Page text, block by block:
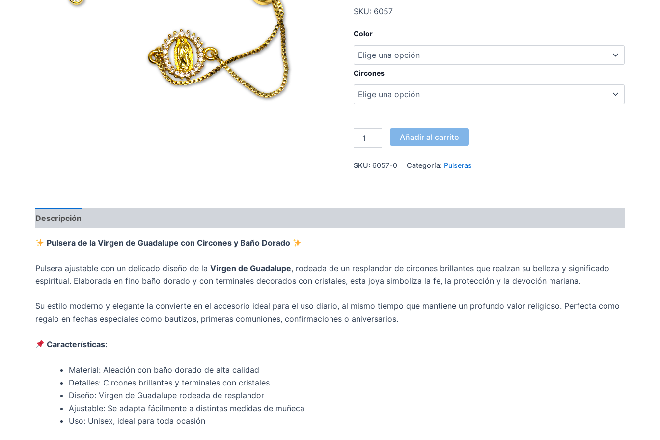
SKU: 6057
Color
Circones
Añadir al carrito
SKU: 6057-0 Categoría: Pulseras
Descripción
Pulsera de la Virgen de Guadalupe con Circones y Baño Dorado
Pulsera ajustable con un delicado diseño de la Virgen de Guadalupe, rodeada de un resplandor de circones brillantes que realzan su belleza y significado
espiritual. Elaborada en fino baño dorado y con terminales decorados con cristales, esta joya simboliza la fe, la protección y la devoción mariana.
Su estilo moderno y elegante la convierte en el accesorio ideal para el uso diario, al mismo tiempo que mantiene un profundo valor religioso. Perfecta como
regalo en fechas especiales como bautizos, primeras comuniones, confirmaciones o aniversarios.
Características:
Material: Aleación con baño dorado de alta calidad
Detalles: Circones brillantes y terminales con cristales
Diseño: Virgen de Guadalupe rodeada de resplandor
Ajustable: Se adapta fácilmente a distintas medidas de muñeca
Uso: Unisex, ideal para toda ocasión